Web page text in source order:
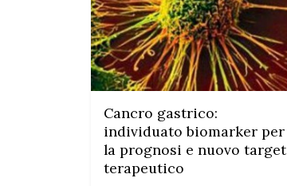
Cancro gastrico:
individuato biomarker per
la prognosi e nuovo target
terapeutico